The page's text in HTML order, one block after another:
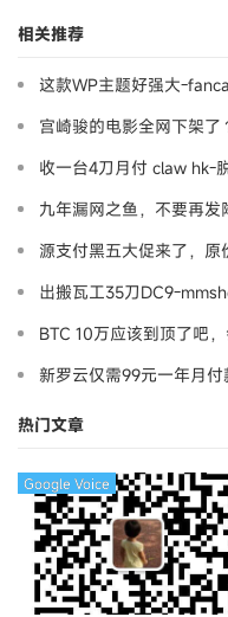
相关推荐
这款WP主题好强大-
宫崎骏的电影全网下架
收一台4刀月付 claw hk-
九年漏网之鱼，不要再
源支付黑五大促来了，
出搬瓦工35刀DC9-
BTC 10万应该到顶了吧
新罗云仅需99元一年月
热门文章
Google Voice